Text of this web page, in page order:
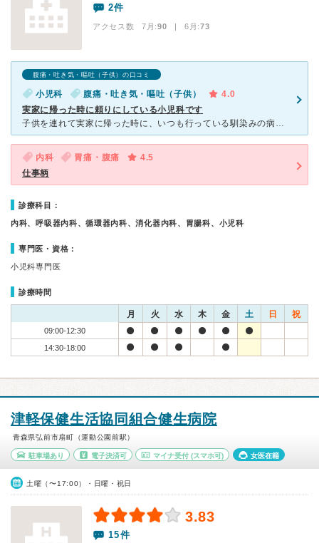
2件
アクセス数 7月:90 | 6月:73
腹痛・吐き気・嘔吐（子供）の口コミ
小児科 腹痛・吐き気・嘔吐（子供）
4.0
実家に帰った時に頼りにしている小児科です
子供を連れて実家に帰った時に、いつも行っている馴染みの病院がなかったので行ってみました。 小児科は女性の先生が診てくれます。 しっかり対応してくれて、お腹が痛い時はママが便を見てきてくださいね、と
内科 胃痛・腹痛
4.5
仕事柄
診療科目：
内科、呼吸器内科、循環器内科、消化器内科、胃腸科、小児科
専門医・資格：
小児科専門医
診療時間
月 火 水 木 金 土 日 祝
09:00-12:30
14:30-18:00
津軽保健生活協同組合健生病院
青森県弘前市扇町（運動公園前駅）
駐車場あり 電子決済可 マイナ受付 (スマホ可) 女医在籍
土曜（〜17:00）・日曜・祝日
3.83
15件